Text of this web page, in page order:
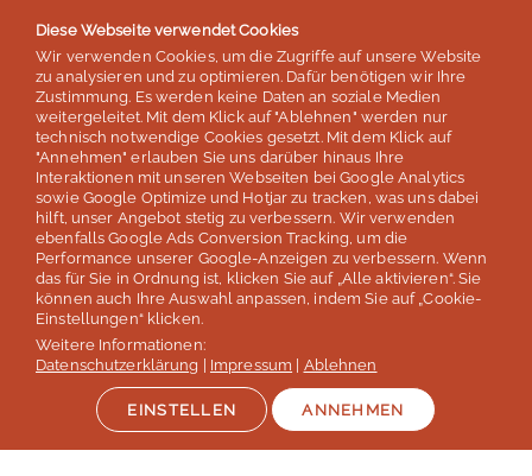
4,8 von 5 Sternen
basierend auf 254 Bewertungen
Stand: Juli 2026
Top 5
der deutschen Sprachreisenveranstalter
laut Studie „Berufliche Weiterbildung 2026” des SZ Instituts
derSüddeutschen Zeitung
Mehr erfahren
Auszeichnungen & Mitgliedschaften
Diese Webseite verwendet Cookies
Wir verwenden Cookies, um die Zugriffe auf unsere Website
zu analysieren und zu optimieren. Dafür benötigen wir Ihre
Zustimmung. Es werden keine Daten an soziale Medien
weitergeleitet. Mit dem Klick auf "Ablehnen" werden nur
technisch notwendige Cookies gesetzt. Mit dem Klick auf
"Annehmen" erlauben Sie uns darüber hinaus Ihre
Interaktionen mit unseren Webseiten bei Google Analytics
sowie Google Optimize und Hotjar zu tracken, was uns dabei
hilft, unser Angebot stetig zu verbessern. Wir verwenden
ebenfalls Google Ads Conversion Tracking, um die
Performance unserer Google-Anzeigen zu verbessern. Wenn
das für Sie in Ordnung ist, klicken Sie auf „Alle aktivieren“. Sie
können auch Ihre Auswahl anpassen, indem Sie auf „Cookie-
Einstellungen“ klicken.
Weitere Informationen:
Datenschutzerklärung
Impressum Ablehnen
EINSTELLEN ANNEHMEN